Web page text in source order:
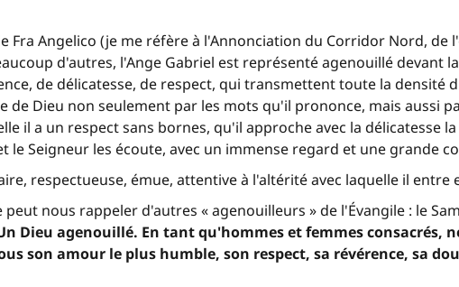
Fra Angelico (je me réfère à l'Annonciation du Corridor Nord,
d'autres, l'Ange Gabriel est représenté agenouillé devant
de délicatesse, de respect, qui transmettent toute la densité
de Dieu non seulement par les mots qu'il prononce, mais aussi
il a un respect sans bornes, qu'il approche avec la délicatesse
le Seigneur les écoute, avec un immense regard et une grande
respectueuse, émue, attentive à l'altérité avec laquelle il entre
nous rappeler d'autres « agenouilleurs » de l'Évangile : le
Dieu agenouillé. En tant qu'hommes et femmes consacrés,
son amour le plus humble, son respect, sa révérence, sa